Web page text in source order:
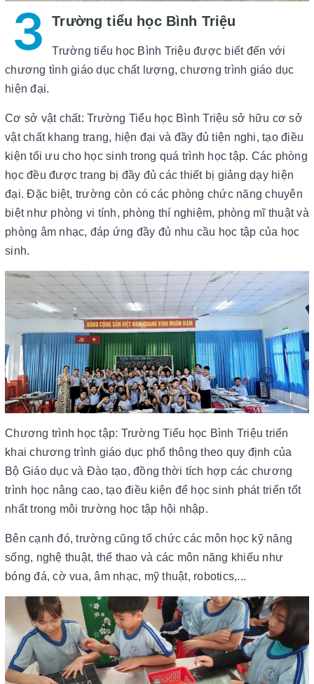
3 Trường tiểu học Bình Triệu
Trường tiểu học Bình Triệu được biết đến với
chương tình giáo dục chất lượng, chương trình giáo dục
hiện đại.
Cơ sở vật chất: Trường Tiểu học Bình Triệu sở hữu cơ sở
vật chất khang trang, hiện đại và đầy đủ tiện nghi, tạo điều
kiện tối ưu cho học sinh trong quá trình học tập. Các phòng
học đều được trang bị đầy đủ các thiết bị giảng dạy hiện
đại. Đặc biệt, trường còn có các phòng chức năng chuyên
biệt như phòng vi tính, phòng thí nghiệm, phòng mĩ thuật và
phòng âm nhạc, đáp ứng đầy đủ nhu cầu học tập của học
sinh.
Chương trình học tập: Trường Tiểu học Bình Triệu triển
khai chương trình giáo dục phổ thông theo quy định của
Bộ Giáo dục và Đào tạo, đồng thời tích hợp các chương
trình học nâng cao, tạo điều kiện để học sinh phát triển tốt
nhất trong môi trường học tập hội nhập.
Bên cạnh đó, trường cũng tổ chức các môn học kỹ năng
sống, nghệ thuật, thể thao và các môn năng khiếu như
bóng đá, cờ vua, âm nhạc, mỹ thuật, robotics,...